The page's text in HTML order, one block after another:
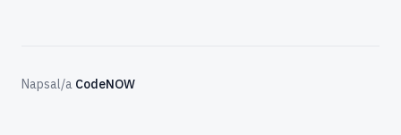
Napsal/a CodeNOW